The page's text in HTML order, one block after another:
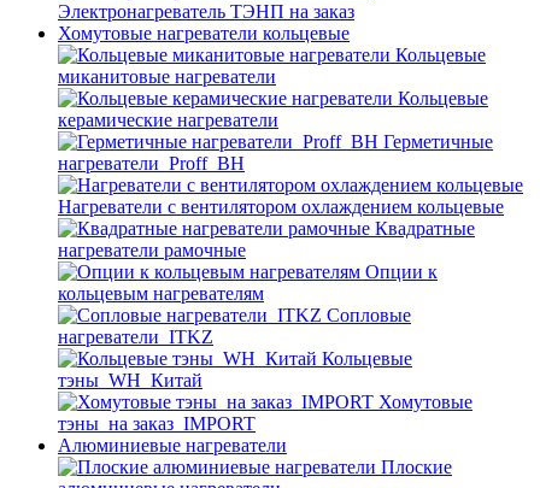
Электронагреватель ТЭНП на заказ
Хомутовые нагреватели кольцевые
Кольцевые
миканитовые нагреватели
Кольцевые
керамические нагреватели
Герметичные
нагреватели_Proff_BH
Нагреватели с вентилятором охлаждением кольцевые
Квадратные
нагреватели рамочные
Опции к
кольцевым нагревателям
Cопловые
нагреватели_ITKZ
Кольцевые
тэны_WH_Китай
Хомутовые
тэны_на заказ_IMPORT
Алюминиевые нагреватели
Плоские